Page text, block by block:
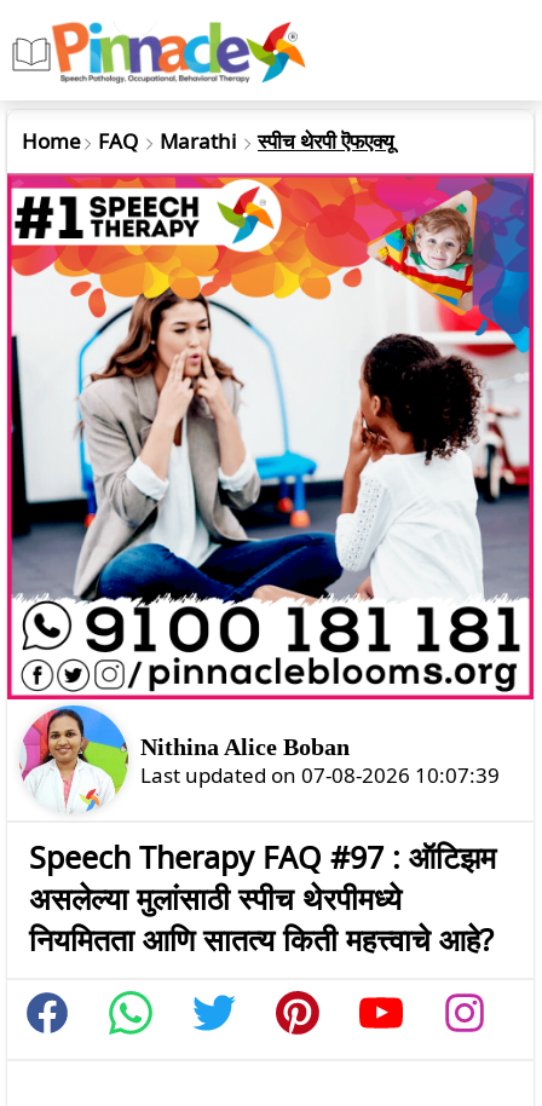
Home FAQ Marathi स्पीच थेरपी ऎफएक्यू
Nithina Alice Boban
Last updated on 07-08-2026 10:07:39
Speech Therapy FAQ #97 : ऑटिझम
असलेल्या मुलांसाठी स्पीच थेरपीमध्ये
नियमितता आणि सातत्य किती महत्त्वाचे आहे?